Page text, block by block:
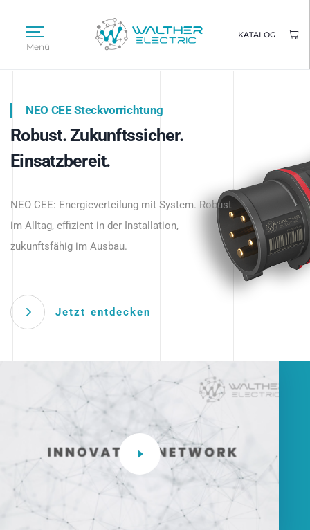
Menü
KATALOG
Intelligente Stromverteilung
beginnt hier.
NEO CEE Steckvorrichtung
Robust. Zukunftssicher.
Einsatzbereit.
NEO CEE: Energieverteilung mit System. Robust
im Alltag, effizient in der Installation,
zukunftsfähig im Ausbau.
Jetzt entdecken
Intelligenz trifft Energie.
Anwendungen – robust, IP-geschützt und
zukunftsfähig.